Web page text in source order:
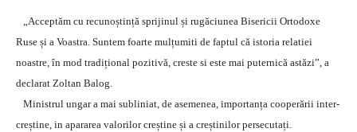
„Acceptăm cu recunoștință sprijinul și rugăciunea Bisericii Ortodoxe
Ruse și a Voastra. Suntem foarte mulțumiti de faptul că istoria relatiei
noastre, în mod tradițional pozitivă, creste si este mai puternică astăzi”, a
declarat Zoltan Balog.
Ministrul ungar a mai subliniat, de asemenea, importanța cooperării inter-
creștine, in apararea valorilor creștine și a creștinilor persecutați.